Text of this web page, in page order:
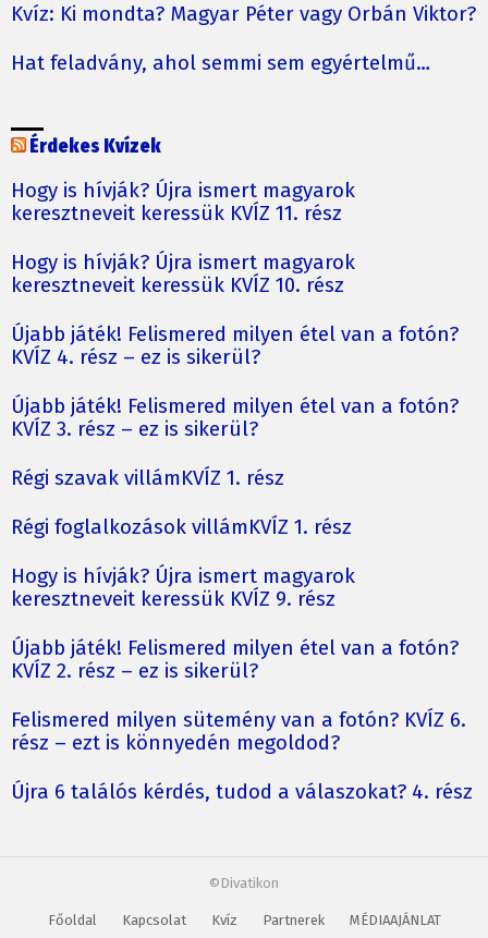
Kvíz: Ki mondta? Magyar Péter vagy Orbán Viktor?
Hat feladvány, ahol semmi sem egyértelmű…
Érdekes Kvízek
Hogy is hívják? Újra ismert magyarok
keresztneveit keressük KVÍZ 11. rész
Hogy is hívják? Újra ismert magyarok
keresztneveit keressük KVÍZ 10. rész
Újabb játék! Felismered milyen étel van a fotón?
KVÍZ 4. rész – ez is sikerül?
Újabb játék! Felismered milyen étel van a fotón?
KVÍZ 3. rész – ez is sikerül?
Régi szavak villámKVÍZ 1. rész
Régi foglalkozások villámKVÍZ 1. rész
Hogy is hívják? Újra ismert magyarok
keresztneveit keressük KVÍZ 9. rész
Újabb játék! Felismered milyen étel van a fotón?
KVÍZ 2. rész – ez is sikerül?
Felismered milyen sütemény van a fotón? KVÍZ 6.
rész – ezt is könnyedén megoldod?
Újra 6 találós kérdés, tudod a válaszokat? 4. rész
©Divatikon
Főoldal Kapcsolat Kvíz Partnerek MÉDIAAJÁNLAT